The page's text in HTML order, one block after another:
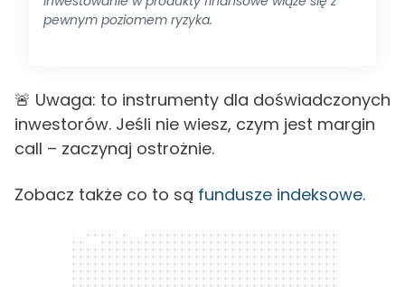
pewnym poziomem ryzyka.
🚨 Uwaga: to instrumenty dla doświadczonych
inwestorów. Jeśli nie wiesz, czym jest margin
call – zaczynaj ostrożnie.
Zobacz także co to są fundusze indeksowe.
300 x 250